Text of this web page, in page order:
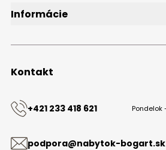
Informácie
Obchodné podmienky
Kontakt
Kontakt
+421 233 418 621 Pondelok
podpora@nabytok-bogart.sk